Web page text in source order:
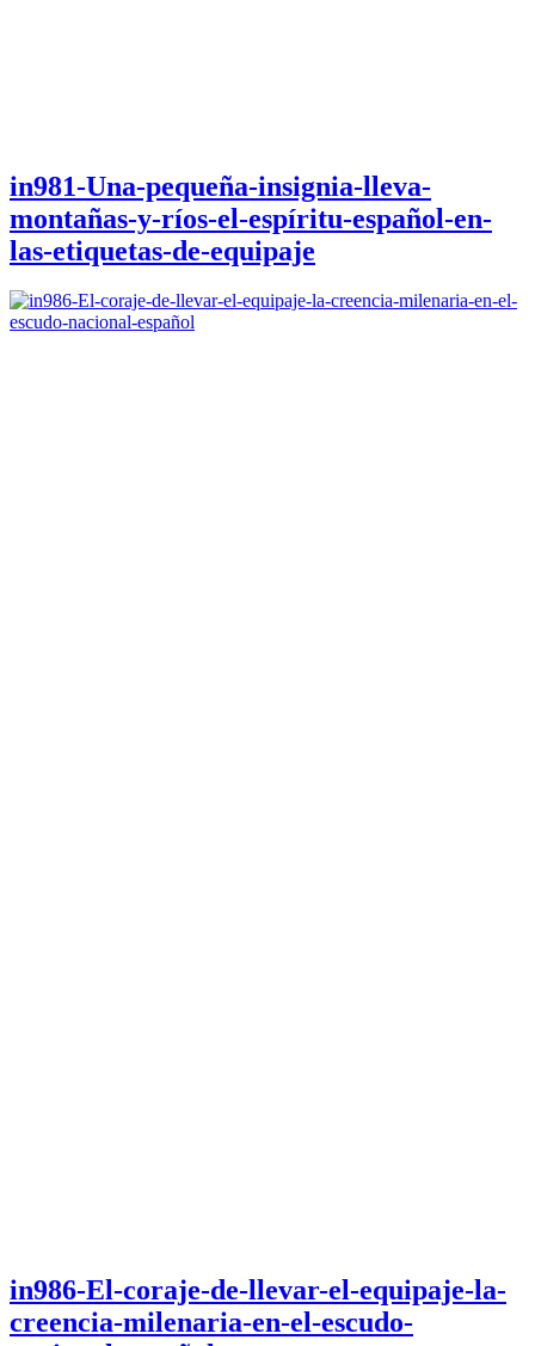
in981-Una-pequeña-insignia-lleva-
montañas-y-ríos-el-espíritu-español-en-
las-etiquetas-de-equipaje
in986-El-coraje-de-llevar-el-equipaje-la-
creencia-milenaria-en-el-escudo-